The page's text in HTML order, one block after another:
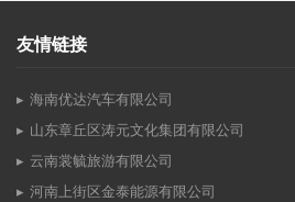
友情链接
海南优达汽车有限公司
山东章丘区涛元文化集团有限公司
云南裳毓旅游有限公司
河南上街区金泰能源有限公司